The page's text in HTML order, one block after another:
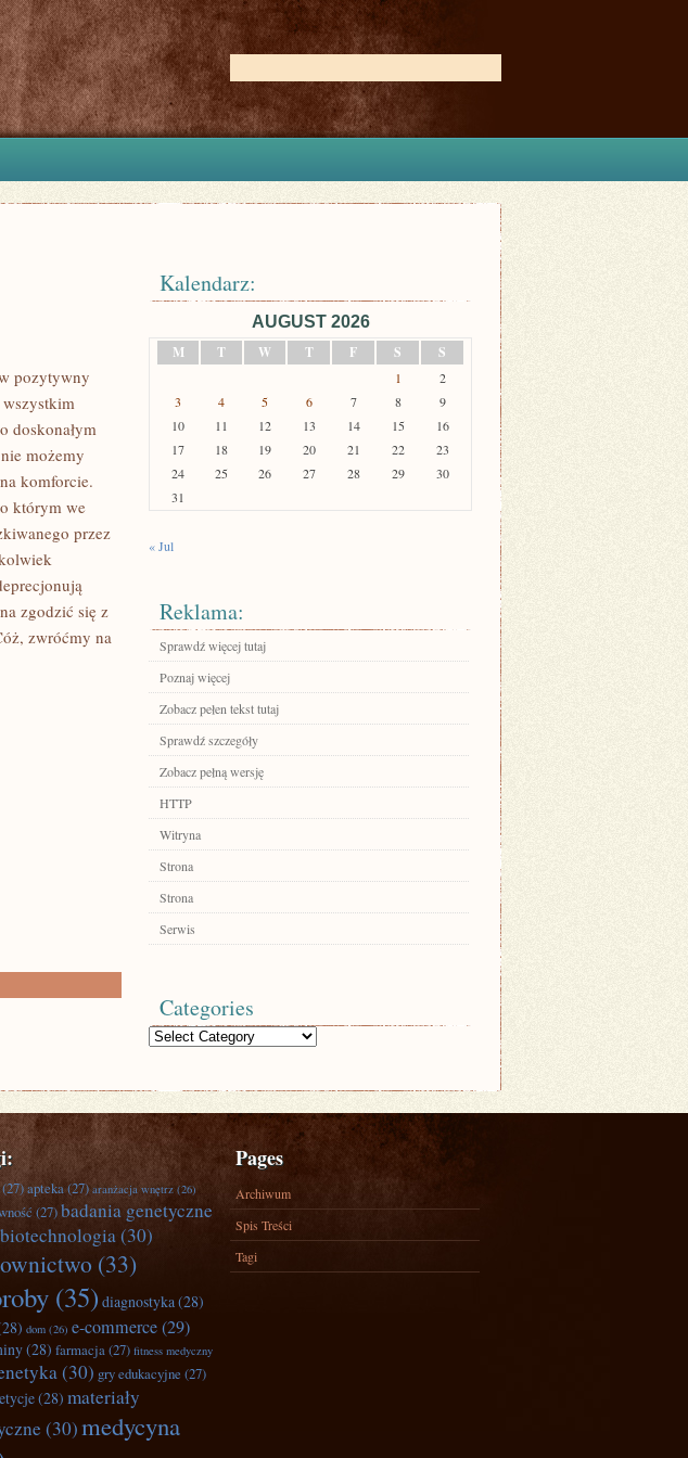
pozytywny
doskonałym
możemy
komforcie.
którym we
przez
zgodzić się z
zwróćmy na
Kalendarz:
AUGUST 2026
M
T W T F S S
1
2
3
4 5 6 7 8
9
10
11 12 13 14 15
16
17
18 19 20 21 22
23
24
25 26 27 28 29
30
31
« Jul
Reklama:
Sprawdź więcej tutaj
Poznaj więcej
Zobacz pełen tekst tutaj
Sprawdź szczegóły
Zobacz pełną wersję
HTTP
Witryna
Strona
Strona
Serwis
Categories
Categories
(27)apteka(27) aranżacja wnętrz (26)
(27)badania genetyczne
biotechnologia(30)
(33)
(35) diagnostyka(28)
dom (26) e-commerce(29)
(28) farmacja(27) fitness medyczny
(30) gry edukacyjne (27)
(28) materiały
(30)medycyna
Pages
Archiwum
Spis Treści
Tagi